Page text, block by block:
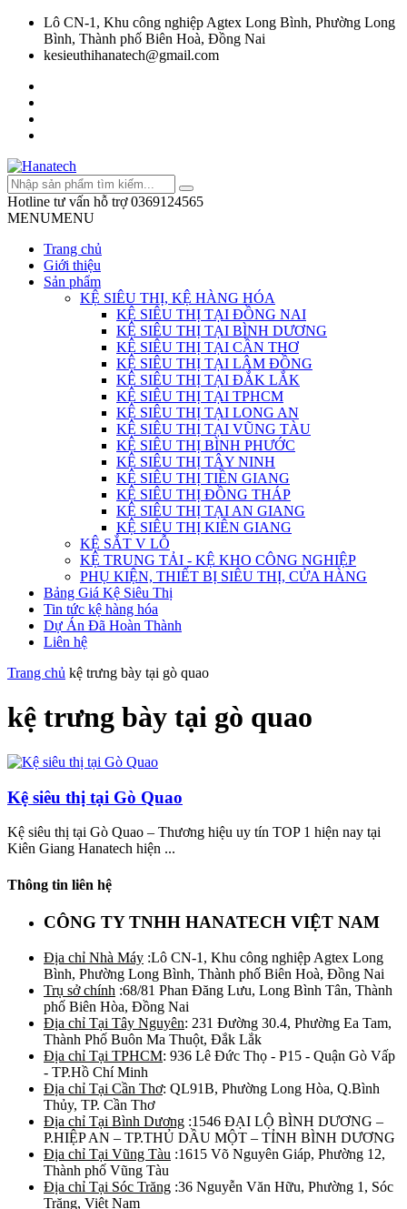
Lô CN-1, Khu công nghiệp Agtex Long Bình, Phường Long
Bình, Thành phố Biên Hoà, Đồng Nai
kesieuthihanatech@gmail.com
Hotline tư vấn hỗ trợ 0369124565
MENUMENU
Trang chủ
Giới thiệu
Sản phẩm
KỆ SIÊU THỊ, KỆ HÀNG HÓA
KỆ SIÊU THỊ TẠI ĐỒNG NAI
KỆ SIÊU THỊ TẠI BÌNH DƯƠNG
KỆ SIÊU THỊ TẠI CẦN THƠ
KỆ SIÊU THỊ TẠI LÂM ĐỒNG
KỆ SIÊU THỊ TẠI ĐẮK LẮK
KỆ SIÊU THỊ TẠI TPHCM
KỆ SIÊU THỊ TẠI LONG AN
KỆ SIÊU THỊ TẠI VŨNG TÀU
KỆ SIÊU THỊ BÌNH PHƯỚC
KỆ SIÊU THỊ TÂY NINH
KỆ SIÊU THỊ TIỀN GIANG
KỆ SIÊU THỊ ĐỒNG THÁP
KỆ SIÊU THỊ TẠI AN GIANG
KỆ SIÊU THỊ KIÊN GIANG
KỆ SẮT V LỖ
KỆ TRUNG TẢI - KỆ KHO CÔNG NGHIỆP
PHỤ KIỆN, THIẾT BỊ SIÊU THỊ, CỬA HÀNG
Bảng Giá Kệ Siêu Thị
Tin tức kệ hàng hóa
Dự Án Đã Hoàn Thành
Liên hệ
Trang chủ kệ trưng bày tại gò quao
kệ trưng bày tại gò quao
Kệ siêu thị tại Gò Quao
Kệ siêu thị tại Gò Quao – Thương hiệu uy tín TOP 1 hiện nay tại
Kiên Giang Hanatech hiện ...
Thông tin liên hệ
CÔNG TY TNHH HANATECH VIỆT NAM
Địa chỉ Nhà Máy :Lô CN-1, Khu công nghiệp Agtex Long
Bình, Phường Long Bình, Thành phố Biên Hoà, Đồng Nai
Trụ sở chính :68/81 Phan Đăng Lưu, Long Bình Tân, Thành
phố Biên Hòa, Đồng Nai
Địa chỉ Tại Tây Nguyên: 231 Đường 30.4, Phường Ea Tam,
Thành Phố Buôn Ma Thuột, Đắk Lắk
Địa chỉ Tại TPHCM: 936 Lê Đức Thọ - P15 - Quận Gò Vấp
- TP.Hồ Chí Minh
Địa chỉ Tại Cần Thơ: QL91B, Phường Long Hòa, Q.Bình
Thủy, TP. Cần Thơ
Địa chỉ Tại Bình Dương :1546 ĐẠI LỘ BÌNH DƯƠNG –
P.HIỆP AN – TP.THỦ DẦU MỘT – TỈNH BÌNH DƯƠNG
Địa chỉ Tại Vũng Tàu :1615 Võ Nguyên Giáp, Phường 12,
Thành phố Vũng Tàu
Địa chỉ Tại Sóc Trăng :36 Nguyễn Văn Hữu, Phường 1, Sóc
Trăng, Việt Nam